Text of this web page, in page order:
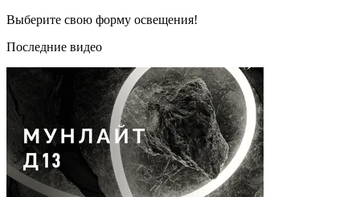
Выберите свою форму освещения!
Последние видео